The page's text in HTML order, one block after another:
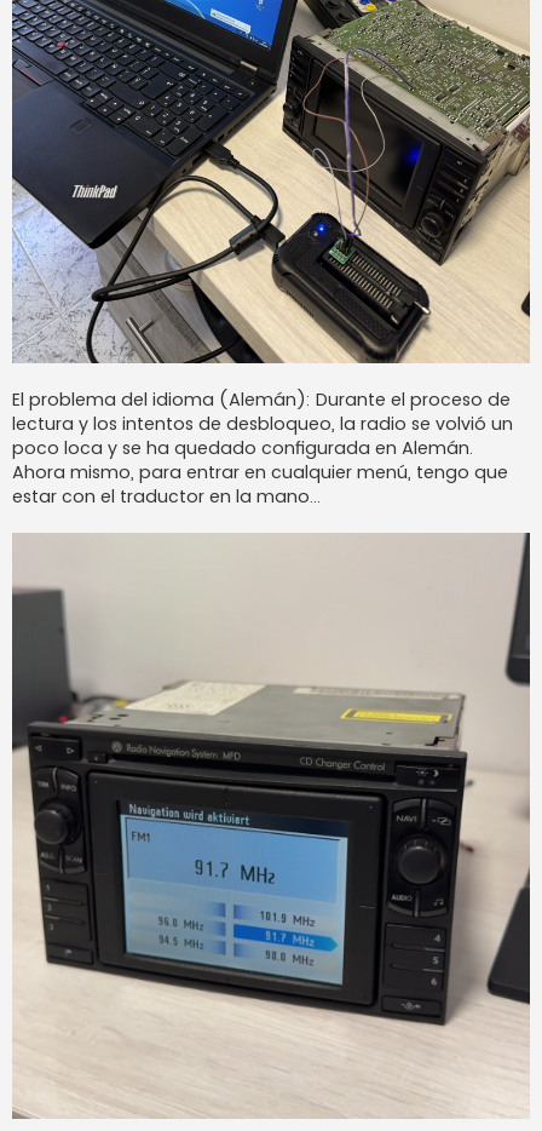
El problema del idioma (Alemán): Durante el proceso de
lectura y los intentos de desbloqueo, la radio se volvió un
poco loca y se ha quedado configurada en Alemán.
Ahora mismo, para entrar en cualquier menú, tengo que
estar con el traductor en la mano...